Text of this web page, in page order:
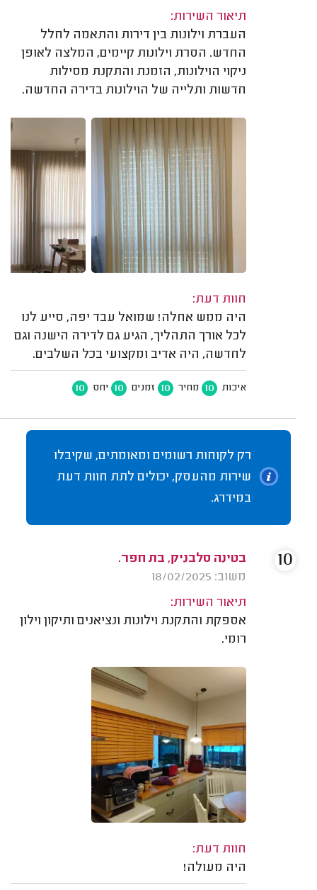
תיאור השירות:
העברת וילונות בין דירות והתאמה לחלל
החדש. הסרת וילונות קיימים, המלצה לאופן
ניקוי הוילונות, הזמנת והתקנת מסילות
חדשות ותלייה של הוילונות בדירה החדשה.
חוות דעת:
היה ממש אחלה! שמואל עבד יפה, סייע לנו
לכל אורך התהליך, הגיע גם לדירה הישנה וגם
לחדשה, היה אדיב ומקצועי בכל השלבים.
איכות 10 מחיר 10 זמנים 10 יחס 10
רק לקוחות רשומים ומאומתים, שקיבלו
שירות מהעסק, יכולים לתת חוות דעת
במידרג.
בטינה סלבניק, בת חפר.
משוב: 18/02/2025
תיאור השירות:
אספקת והתקנת וילונות ונציאנים ותיקון וילון
רומי.
חוות דעת:
היה מעולה!
10